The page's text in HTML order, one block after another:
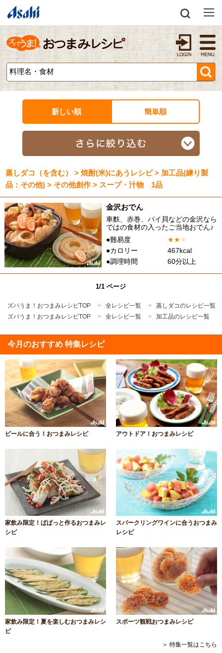
新しい順 簡単順
蒸しダコ（を含む） > 焼酎(米)にあうレシピ > 加工品(練り製
品：その他) > その他創作 > スープ・汁物 1品
金沢おでん
車麩、赤巻、バイ貝などの金沢なら
ではの食材の入ったご当地おでん♪
●難易度
★★★
●カロリー
467kcal
●調理時間
60分以上
1/1 ページ
ズバうま！おつまみレシピTOP 全レシピ一覧
蒸しダコのレシピ一覧
ズバうま！おつまみレシピTOP
全レシピ一覧 加工品のレシピ一覧
今月のおすすめ 特集レシピ
ビールに合う！おつまみレシピ アウトドア！おつまみレシピ
家飲み限定！ぱぱっと作るおつまみレ
シピ
スパークリングワインに合うおつまみ
レシピ
家飲み限定！夏を楽しむおつまみレシ
ピ
スポーツ観戦おつまみレシピ
＞ 特集一覧はこちら